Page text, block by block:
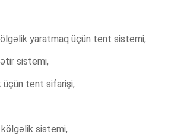
yaratmaq üçün tent sistemi,
sistemi,
üçün tent sifarişi,
sistemi,